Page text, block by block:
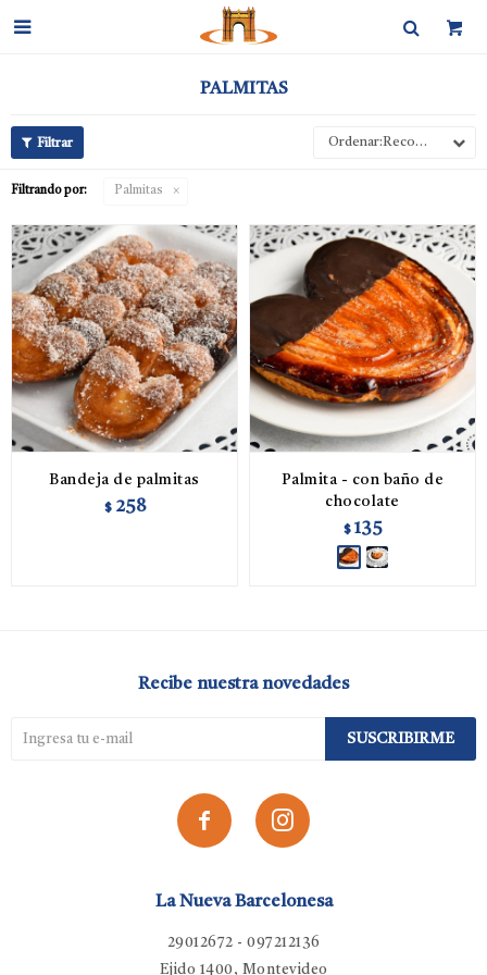

PALMITAS
Recomendados
Filtrando por: Palmitas
Bandeja de palmitas
$ 258
Palmita - con baño de
chocolate
$ 135
La Nueva Barcelonesa
29012672 - 097212136
Ejido 1400, Montevideo
Recibe nuestra novedades
SUSCRIBIRME
 